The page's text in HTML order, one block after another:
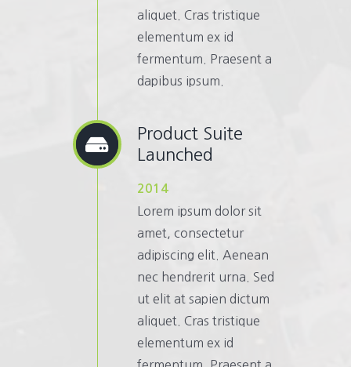
aliquet. Cras tristique
elementum ex id
fermentum. Praesent a
dapibus ipsum.
Product Suite
Launched
2014
Lorem ipsum dolor sit
amet, consectetur
adipiscing elit. Aenean
nec hendrerit urna. Sed
ut elit at sapien dictum
aliquet. Cras tristique
elementum ex id